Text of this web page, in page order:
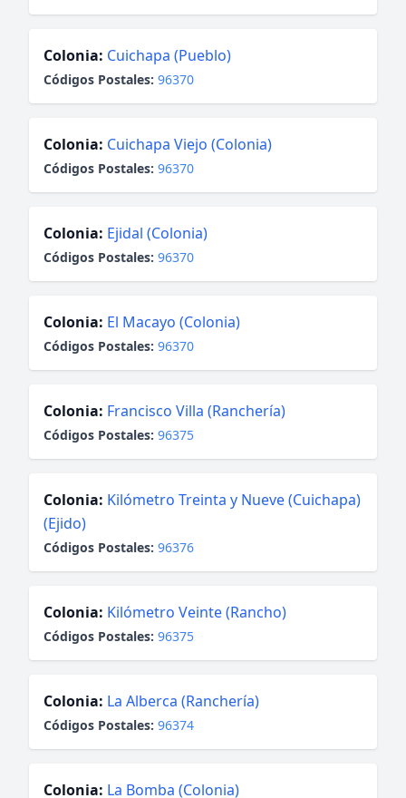
Colonia: Cuichapa (Pueblo)
Códigos Postales: 96370
Colonia: Cuichapa Viejo (Colonia)
Códigos Postales: 96370
Colonia: Ejidal (Colonia)
Códigos Postales: 96370
Colonia: El Macayo (Colonia)
Códigos Postales: 96370
Colonia: Francisco Villa (Ranchería)
Códigos Postales: 96375
Colonia: Kilómetro Treinta y Nueve (Cuichapa)
(Ejido)
Códigos Postales: 96376
Colonia: Kilómetro Veinte (Rancho)
Códigos Postales: 96375
Colonia: La Alberca (Ranchería)
Códigos Postales: 96374
Colonia: La Bomba (Colonia)